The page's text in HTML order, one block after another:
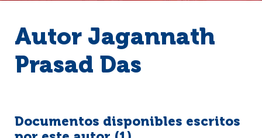
Autor Jagannath
Prasad Das
Documentos disponibles escritos